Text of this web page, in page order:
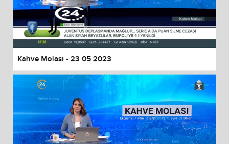
Kahve Molası - 23 05 2023